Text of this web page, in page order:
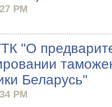
PM
"О
Беларусь"
PM